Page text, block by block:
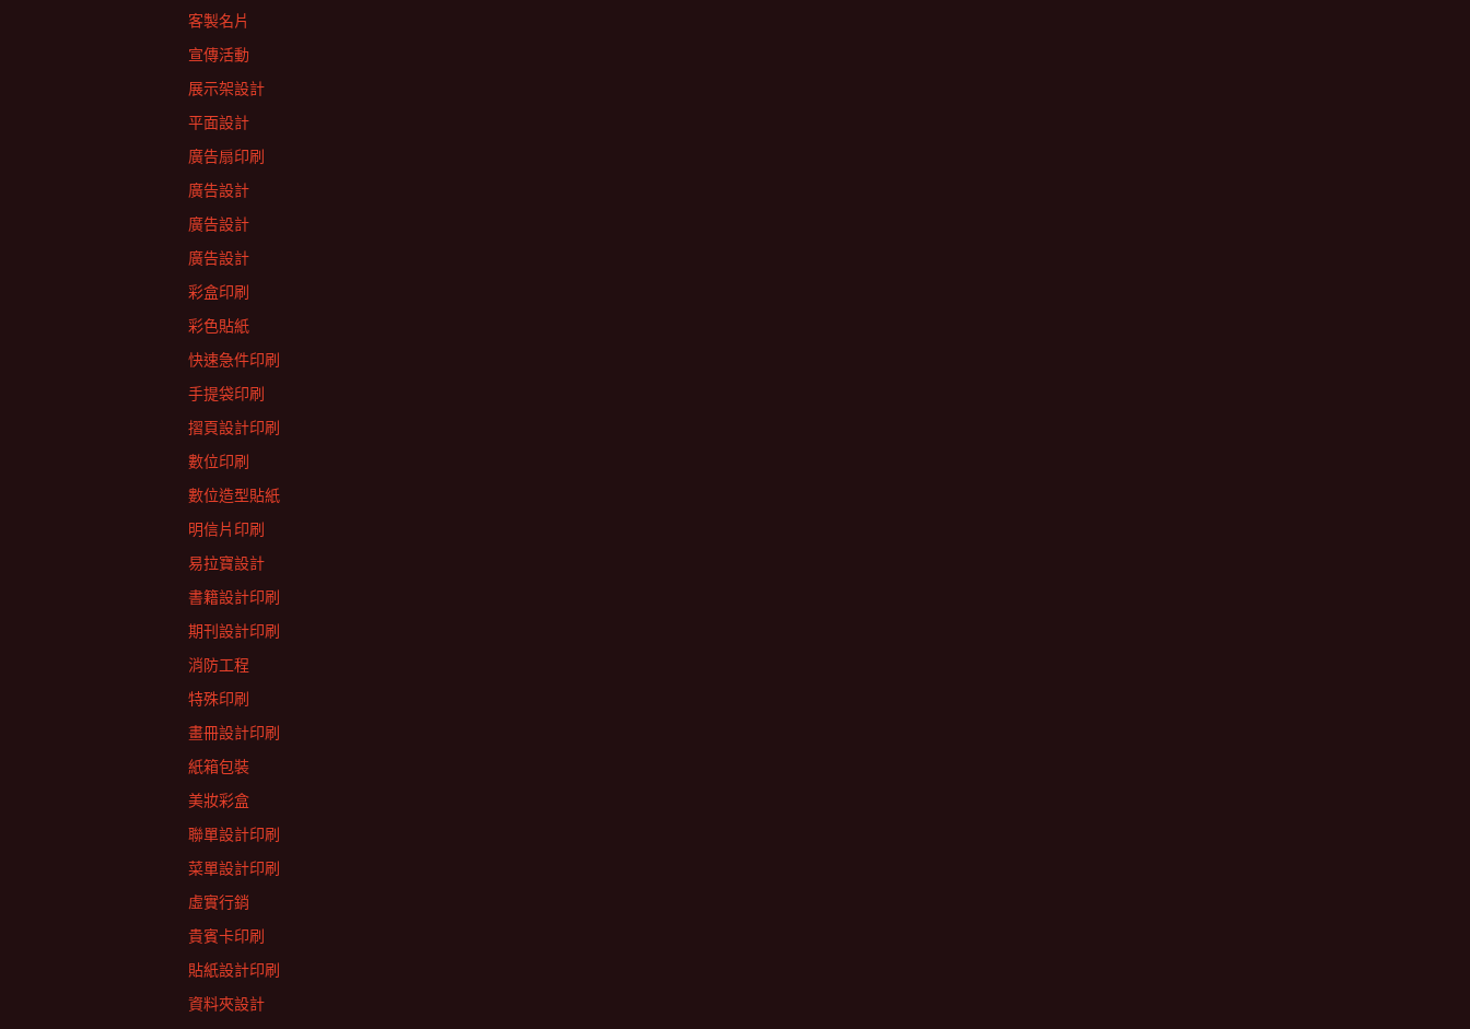
客製名片
宣傳活動
展示架設計
平面設計
廣告扇印刷
廣告設計
廣告設計
廣告設計
彩盒印刷
彩色貼紙
快速急件印刷
手提袋印刷
摺頁設計印刷
數位印刷
數位造型貼紙
明信片印刷
易拉寶設計
書籍設計印刷
期刊設計印刷
消防工程
特殊印刷
畫冊設計印刷
紙箱包裝
美妝彩盒
聯單設計印刷
菜單設計印刷
虛實行銷
貴賓卡印刷
貼紙設計印刷
資料夾設計